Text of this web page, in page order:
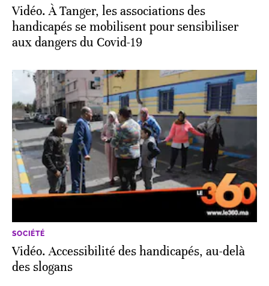
Vidéo. À Tanger, les associations des
handicapés se mobilisent pour sensibiliser
aux dangers du Covid-19
SOCIÉTÉ
Vidéo. Accessibilité des handicapés, au-delà
des slogans